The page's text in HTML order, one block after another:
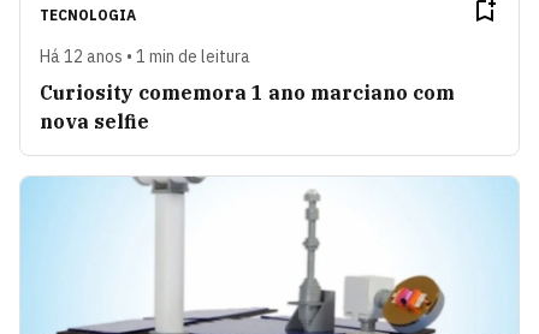
TECNOLOGIA
Há 12 anos • 1 min de leitura
Curiosity comemora 1 ano marciano com
nova selfie